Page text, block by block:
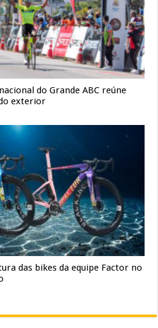
do Grande ABC reúne
exterior
das bikes da equipe Factor no